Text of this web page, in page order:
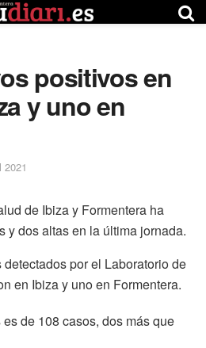
positivos en
y uno en
2021
de Ibiza y Formentera ha
y dos altas en la última jornada.
por el Laboratorio de
en Ibiza y uno en Formentera.
de 108 casos, dos más que